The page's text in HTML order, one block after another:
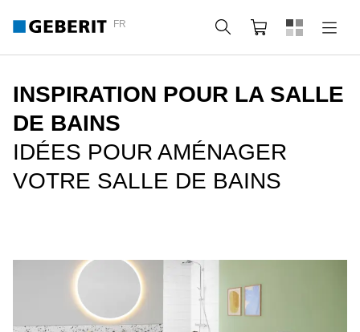
FR Rechercher
Panier
INSPIRATION POUR LA SALLE
DE BAINS
IDÉES POUR AMÉNAGER
VOTRE SALLE DE BAINS